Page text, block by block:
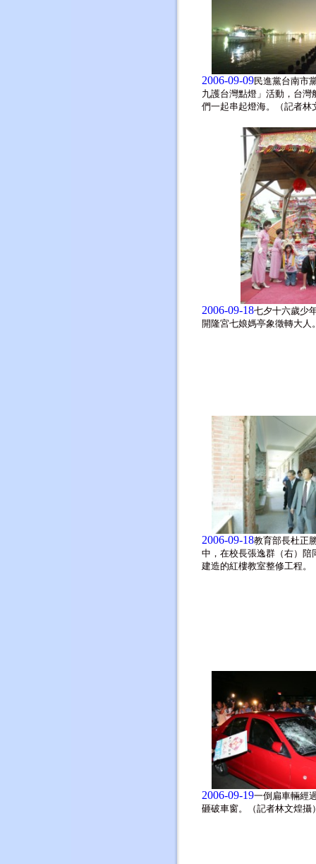
2006-09-09民進黨台南市
九護台灣點燈」活動，台灣
們一起串起燈海。（記者林
2006-09-18七夕十六歲少
開隆宮七娘媽亭象徵轉大人
2006-09-18教育部長杜正
中，在校長張逸群（右）陪
建造的紅樓教室整修工程。
2006-09-19一倒扁車輛經
砸破車窗。（記者林文煌攝